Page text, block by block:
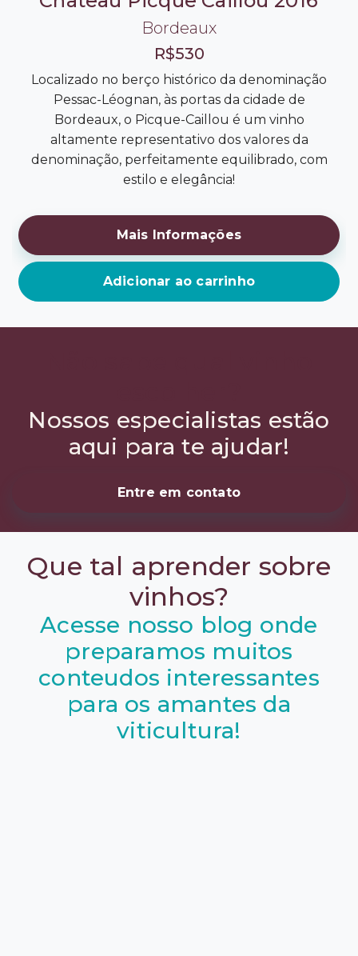
Bordeaux
R$530
Localizado no berço histórico da denominação
Pessac-Léognan, às portas da cidade de
Bordeaux, o Picque-Caillou é um vinho
altamente representativo dos valores da
denominação, perfeitamente equilibrado, com
estilo e elegância!
Mais Informações
Adicionar ao carrinho
Nossos especialistas estão
aqui para te ajudar!
Entre em contato
Que tal aprender sobre
vinhos?
Acesse nosso blog onde
preparamos muitos
conteudos interessantes
para os amantes da
viticultura!